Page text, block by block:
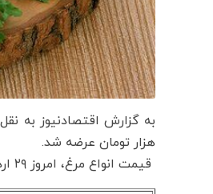
هزار تومان عرضه شد.
قیمت انواع مرغ، امروز ۲۹ اردیبهشت ۱۴۰۵ به شرح زیر است: